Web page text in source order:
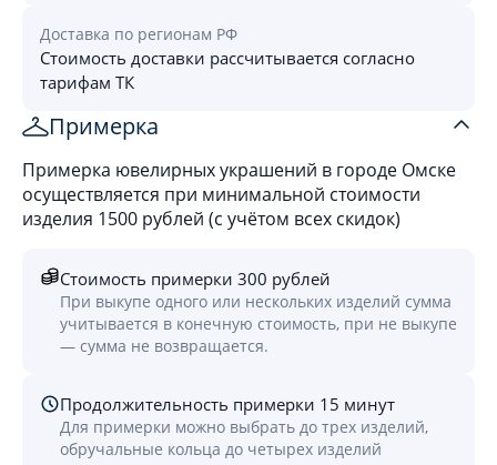
Доставка по регионам РФ
Стоимость доставки рассчитывается согласно
тарифам ТК
Примерка
Примерка ювелирных украшений в городе Омске
осуществляется при минимальной стоимости
изделия 1500 рублей (с учётом всех скидок)
Стоимость примерки 300 рублей
При выкупе одного или нескольких изделий сумма
учитывается в конечную стоимость, при не выкупе
— сумма не возвращается.
Продолжительность примерки 15 минут
Для примерки можно выбрать до трех изделий,
обручальные кольца до четырех изделий